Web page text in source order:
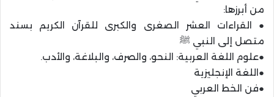
من أبرزها:
● القراءات العشر الصغرى والكبرى للقرآن الكريم بسند
متصل إلى النبي ﷺ
●علوم اللغة العربية: النحو، والصرف، والبلاغة، والأدب.
●اللغة الإنجليزية
●فن الخط العربي